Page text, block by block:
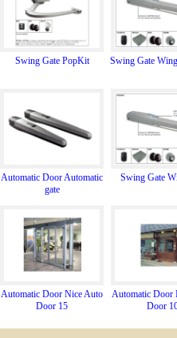
Swing Gate PopKit Swing Gate
Automatic Door Automatic
gate
Swing Gate
Automatic Door Nice Auto
Door 15
Automatic Door
Door